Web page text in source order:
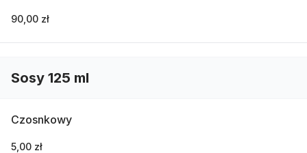
90,00 zł
Sosy 125 ml
Czosnkowy
5,00 zł